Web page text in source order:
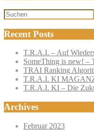
Recent Posts
T.R.A.I. – Auf
SomeThing is new! –
TRAI Ranking
T.R.A.I. KI
T.R.A.I. KI – Die
Archives
Februar 2023